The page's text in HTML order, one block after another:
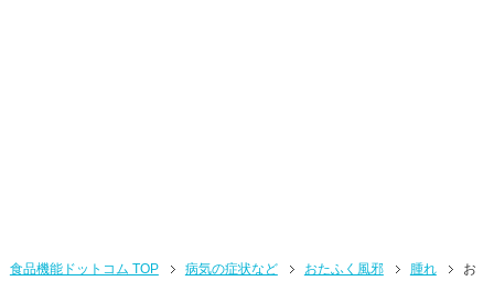
食品機能ドットコム TOP 病気の症状など おたふく風邪 腫れ
お